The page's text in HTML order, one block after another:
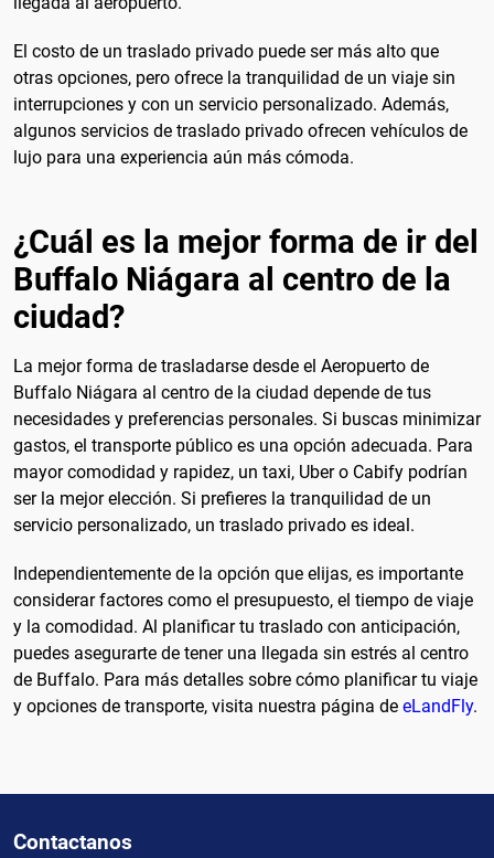
El costo de un traslado privado puede ser más alto que
otras opciones, pero ofrece la tranquilidad de un viaje sin
interrupciones y con un servicio personalizado. Además,
algunos servicios de traslado privado ofrecen vehículos de
lujo para una experiencia aún más cómoda.
¿Cuál es la mejor forma de ir del
Buffalo Niágara al centro de la
ciudad?
La mejor forma de trasladarse desde el Aeropuerto de
Buffalo Niágara al centro de la ciudad depende de tus
necesidades y preferencias personales. Si buscas minimizar
gastos, el transporte público es una opción adecuada. Para
mayor comodidad y rapidez, un taxi, Uber o Cabify podrían
ser la mejor elección. Si prefieres la tranquilidad de un
servicio personalizado, un traslado privado es ideal.
Independientemente de la opción que elijas, es importante
considerar factores como el presupuesto, el tiempo de viaje
y la comodidad. Al planificar tu traslado con anticipación,
puedes asegurarte de tener una llegada sin estrés al centro
de Buffalo. Para más detalles sobre cómo planificar tu viaje
y opciones de transporte, visita nuestra página de eLandFly.
Contactanos